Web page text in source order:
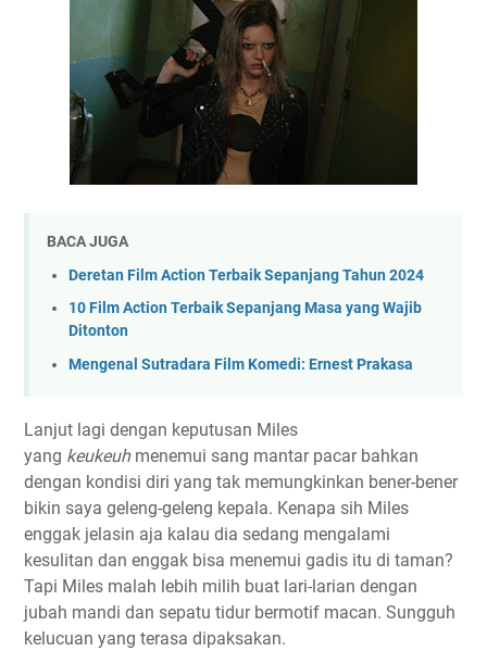
BACA JUGA
Deretan Film Action Terbaik Sepanjang Tahun 2024
10 Film Action Terbaik Sepanjang Masa yang Wajib
Ditonton
Mengenal Sutradara Film Komedi: Ernest Prakasa
Lanjut lagi dengan keputusan Miles
yang keukeuhmenemui sang mantar pacar bahkan
dengan kondisi diri yang tak memungkinkan bener-bener
bikin saya geleng-geleng kepala. Kenapa sih Miles
enggak jelasin aja kalau dia sedang mengalami
kesulitan dan enggak bisa menemui gadis itu di taman?
Tapi Miles malah lebih milih buat lari-larian dengan
jubah mandi dan sepatu tidur bermotif macan. Sungguh
kelucuan yang terasa dipaksakan.